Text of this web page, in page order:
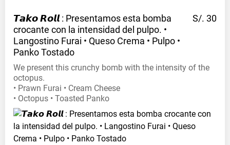
𝙏𝙖𝙠𝙤 𝙍𝙤𝙡𝙡 : Presentamos esta bomba
crocante con la intensidad del pulpo. •
Langostino Furai • Queso Crema • Pulpo •
PankoTostado
S/. 30
We present this crunchy bomb with the intensity of the
octopus.
• Prawn Furai • Cream Cheese
• Octopus • Toasted Panko